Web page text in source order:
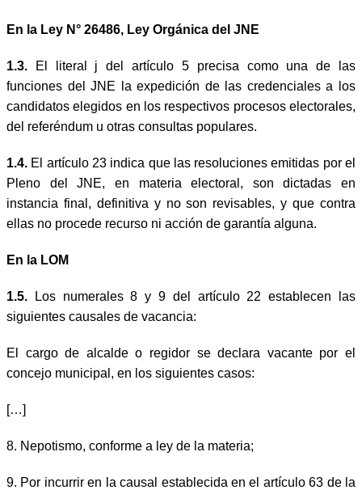
En la Ley N° 26486, Ley Orgánica del JNE
1.3.
El literal j del artículo 5 precisa como una de las
funciones del JNE la expedición de las credenciales a los
candidatos elegidos en los respectivos procesos electorales,
del referéndum u otras consultas populares.
1.4. El artículo 23 indica que las resoluciones emitidas por el
Pleno del JNE, en materia electoral, son dictadas en
instancia final, definitiva y no son revisables, y que contra
ellas no procede recurso ni acción de garantía alguna.
En la LOM
1.5.
Los numerales 8 y 9 del artículo 22 establecen las
siguientes causales de vacancia:
El cargo de alcalde o regidor se declara vacante por el
concejo municipal, en los siguientes casos:
[…]
8. Nepotismo, conforme a ley de la materia;
9. Por incurrir en la causal establecida en el artículo 63 de la